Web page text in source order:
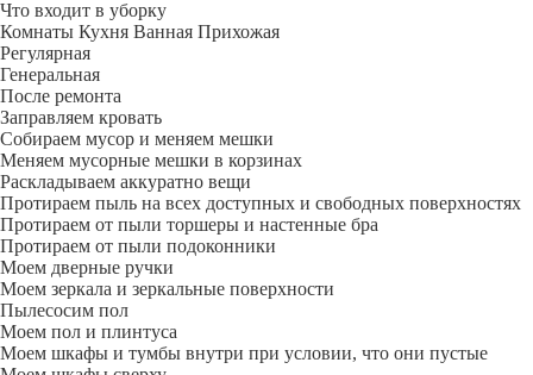
Что входит в уборку
Регу­лярная
Гене­ральная
После ремонта
Заправляем кровать
Собираем мусор и меняем мешки
Меняем мусорные мешки в корзинах
Раскладываем аккуратно вещи
Протираем пыль на всех доступных и свободных поверхностях
Протираем от пыли торшеры и настенные бра
Протираем от пыли подоконники
Моем дверные ручки
Моем зеркала и зеркальные поверхности
Пылесосим пол
Моем пол и плинтуса
Моем шкафы и тумбы внутри при условии, что они пустые